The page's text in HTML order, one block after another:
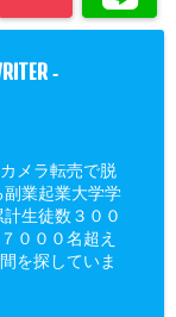
-
メラ転売で脱
業起業大学学
生徒数３００
０００名超え
を探していま